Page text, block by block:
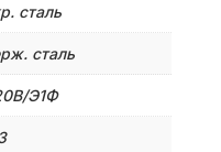
сталь
сталь
Э1Ф